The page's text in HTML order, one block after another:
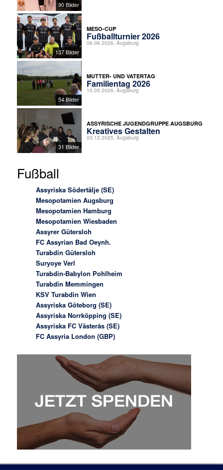
90 Bilder
137 Bilder
MESO-CUP
Fußballturnier 2026
06.06.2026, Augsburg
54 Bilder
MUTTER- UND VATERTAG
Familientag 2026
10.05.2026, Augsburg
31 Bilder
ASSYRISCHE JUGENDGRUPPE AUGSBURG
Kreatives Gestalten
03.12.2025, Augsburg
Fußball
Assyriska Södertälje (SE)
Mesopotamien Augsburg
Mesopotamien Hamburg
Mesopotamien Wiesbaden
Assyrer Gütersloh
FC Assyrian Bad Oeynh.
Turabdin Gütersloh
Suryoye Verl
Turabdin-Babylon Pohlheim
Turabdin Memmingen
KSV Turabdin Wien
Assyriska Göteborg (SE)
Assyriska Norrköpping (SE)
Assyriska FC Västerås (SE)
FC Assyria London (GBP)